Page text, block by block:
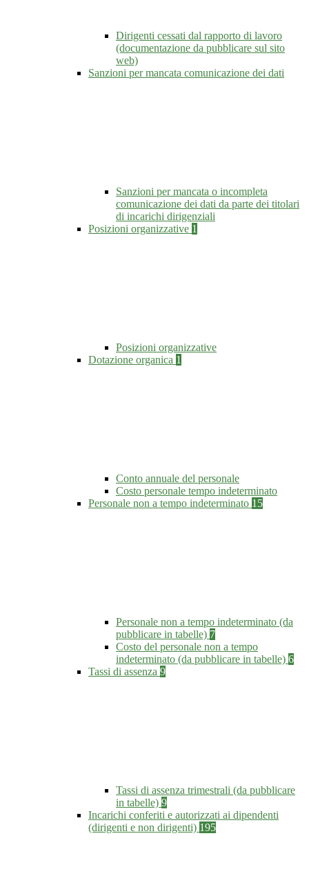
Dirigenti cessati dal rapporto di lavoro
(documentazione da pubblicare sul sito
web)
Sanzioni per mancata comunicazione dei dati
Sanzioni per mancata o incompleta
comunicazione dei dati da parte dei titolari
di incarichi dirigenziali
Posizioni organizzative 1
Posizioni organizzative
Dotazione organica 1
Conto annuale del personale
Costo personale tempo indeterminato
Personale non a tempo indeterminato 15
Personale non a tempo indeterminato (da
pubblicare in tabelle) 7
Costo del personale non a tempo
indeterminato (da pubblicare in tabelle) 6
Tassi di assenza 9
Tassi di assenza trimestrali (da pubblicare
in tabelle) 9
Incarichi conferiti e autorizzati ai dipendenti
(dirigenti e non dirigenti) 195